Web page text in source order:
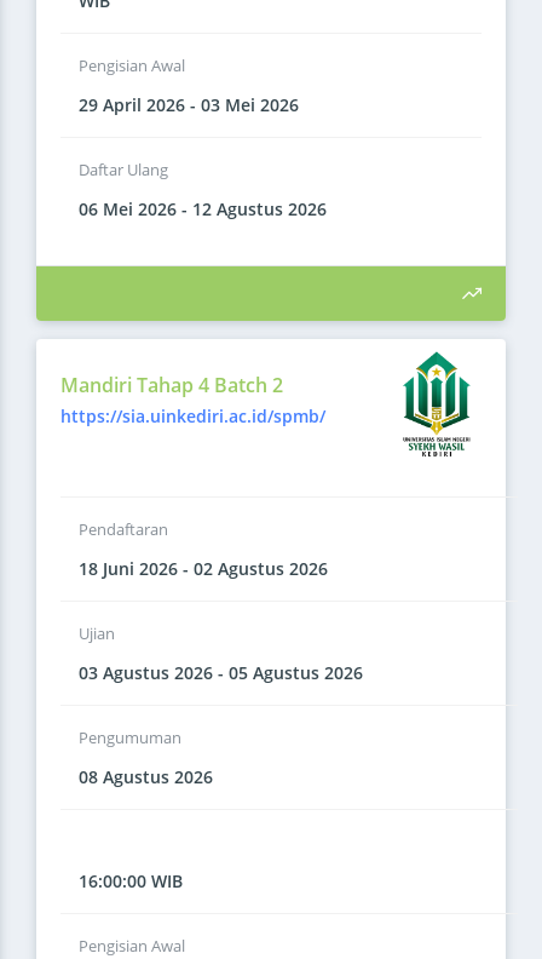
Pengisian Awal
29 April 2026 - 03 Mei 2026
Daftar Ulang
06 Mei 2026 - 12 Agustus 2026
Mandiri Tahap 4 Batch 2
https://sia.uinkediri.ac.id/spmb/
Pendaftaran
18 Juni 2026 - 02 Agustus 2026
Ujian
03 Agustus 2026 - 05 Agustus 2026
Pengumuman
08 Agustus 2026
16:00:00 WIB
Pengisian Awal